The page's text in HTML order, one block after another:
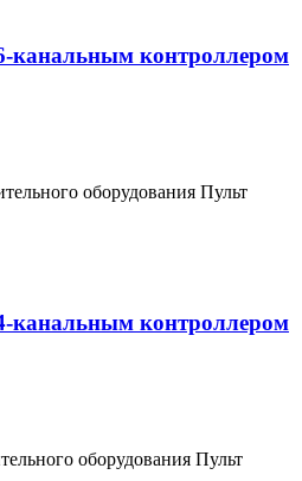
канальным контроллером
оборудования Пульт
канальным контроллером
оборудования Пульт